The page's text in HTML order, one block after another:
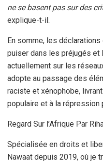
ne se basent pas sur des
explique-t-il.
En somme, les
puiser dans les préjugés
actuellement sur les
adopte au passage des
raciste et xénophobe,
populaire et à la répression
Regard Sur l’Afrique Par
Spécialisée en droits et
Nawaat depuis 2019, où je